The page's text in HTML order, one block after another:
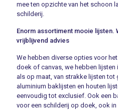
mee ten opzichte van het schoon
schilderij.
Enorm assortiment mooie lijsten.
vrijblijvend advies
We hebben diverse opties voor
doek of canvas, we hebben lijsten
als op maat, van strakke lijsten tot
aluminium baklijsten en houten
eenvoudig tot exclusief. Ook een
voor een schilderij op doek, ook